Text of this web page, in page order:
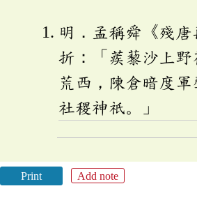
明．孟稱舜《殘
折：「蒺藜沙上野
荒西，陳倉暗度
社稷神祇。」
Print Add note